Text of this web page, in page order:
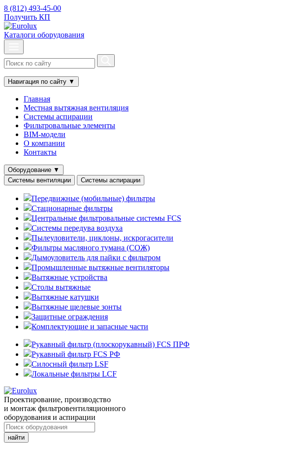
8 (812) 493-45-00
Получить КП
Каталоги оборудования
Навигация по сайту ▼
Главная
Местная вытяжная вентиляция
Системы аспирации
Фильтровальные элементы
BIM-модели
О компании
Контакты
Оборудование ▼
Системы вентиляции
Системы аспирации
Передвижные (мобильные) фильтры
Стационарные фильтры
Центральные фильтровальные системы FCS
Системы передува воздуха
Пылеуловители, циклоны, искрогасители
Фильтры масляного тумана (СОЖ)
Дымоуловитель для пайки с фильтром
Промышленные вытяжные вентиляторы
Вытяжные устройства
Столы вытяжные
Вытяжные катушки
Вытяжные щелевые зонты
Защитные ограждения
Комплектующие и запасные части
Рукавный фильтр (плоскорукавный) FCS ПРФ
Рукавный фильтр FCS РФ
Силосный фильтр LSF
Локальные фильтры LCF
Проектирование, производство
и монтаж фильтровентиляционного
оборудования и аспирации